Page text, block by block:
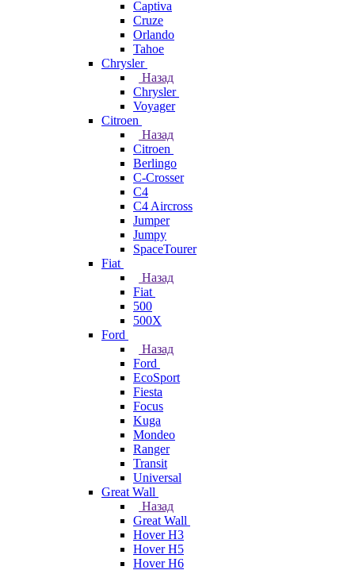
Captiva
Cruze
Orlando
Tahoe
Chrysler
Назад
Chrysler
Voyager
Citroen
Назад
Citroen
Berlingo
C-Crosser
C4
C4 Aircross
Jumper
Jumpy
SpaceTourer
Fiat
Назад
Fiat
500
500X
Ford
Назад
Ford
EcoSport
Fiesta
Focus
Kuga
Mondeo
Ranger
Transit
Universal
Great Wall
Назад
Great Wall
Hover H3
Hover H5
Hover H6